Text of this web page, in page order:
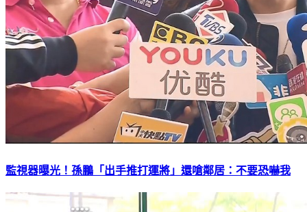
監視器曝光！孫鵬「出手推打運將」還嗆鄰居：不要恐嚇我